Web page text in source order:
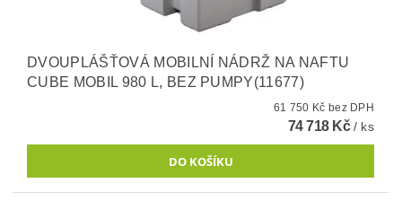
DVOUPLÁŠŤOVÁ MOBILNÍ NÁDRŽ NA NAFTU
CUBE MOBIL 980 L, BEZ PUMPY(11677)
61 750 Kč bez DPH
74 718 Kč/ ks